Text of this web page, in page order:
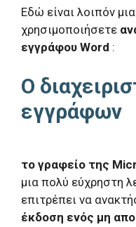
Εδώ είναι λοιπόν
χρησιμοποιήσετε
εγγράφου Word :
Ο
εγγράφων
το γραφείο της
μια πολύ εύχρηστη
επιτρέπει να
έκδοση ενός μη